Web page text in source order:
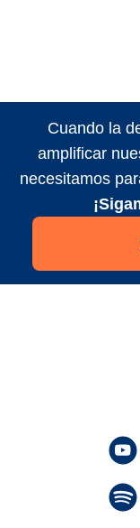
Cuando la
amplificar
necesitamos